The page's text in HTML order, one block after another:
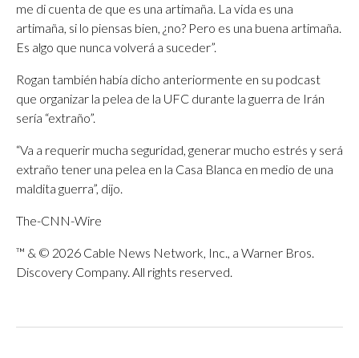
me di cuenta de que es una artimaña. La vida es una
artimaña, si lo piensas bien, ¿no? Pero es una buena artimaña.
Es algo que nunca volverá a suceder”.
Rogan también había dicho anteriormente en su podcast
que organizar la pelea de la UFC durante la guerra de Irán
sería “extraño”.
“Va a requerir mucha seguridad, generar mucho estrés y será
extraño tener una pelea en la Casa Blanca en medio de una
maldita guerra”, dijo.
The-CNN-Wire
™ & © 2026 Cable News Network, Inc., a Warner Bros.
Discovery Company. All rights reserved.